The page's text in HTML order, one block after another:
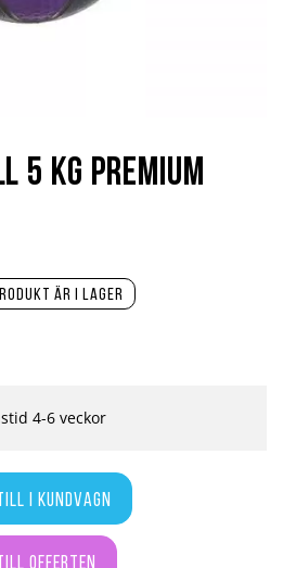
är i lager
i kundvagn
4-6 veckor
5 kg Premium